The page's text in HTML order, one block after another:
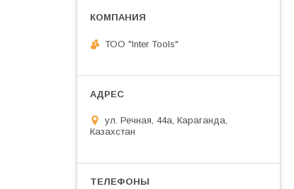
ТОО "Inter Tools"
ул. Речная, 44а, Караганда,
Казахстан